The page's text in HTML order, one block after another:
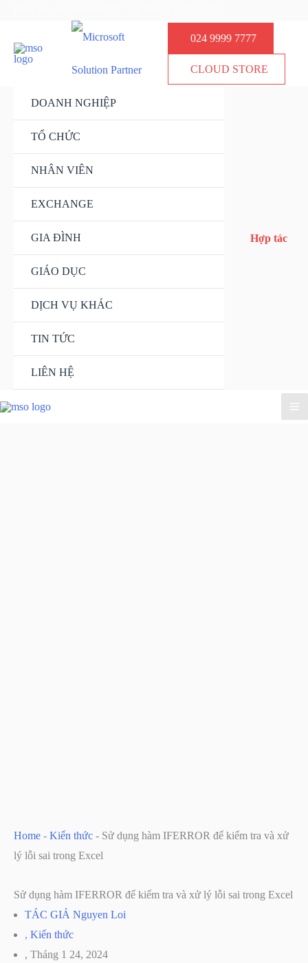
024 9999 7777
CLOUD STORE
DOANH NGHIỆP
TỔ CHỨC
NHÂN VIÊN
EXCHANGE
GIA ĐÌNH
GIÁO DỤC
DỊCH VỤ KHÁC
TIN TỨC
LIÊN HỆ
Hợp tác
Home - Kiến thức - Sử dụng hàm IFERROR để kiểm tra và xử
lý lỗi sai trong Excel
Sử dụng hàm IFERROR để kiểm tra và xử lý lỗi sai trong Excel
TÁC GIẢ Nguyen Loi
, Kiến thức
, Tháng 1 24, 2024